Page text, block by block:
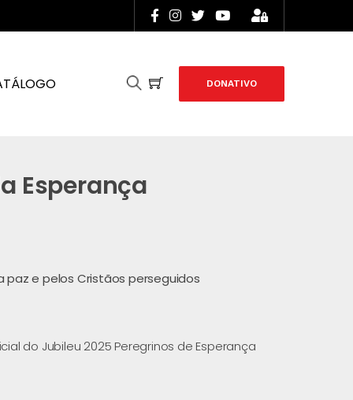
DONATIVO
Esperança
paz e pelos Cristãos perseguidos
do Jubileu 2025 Peregrinos de Esperança